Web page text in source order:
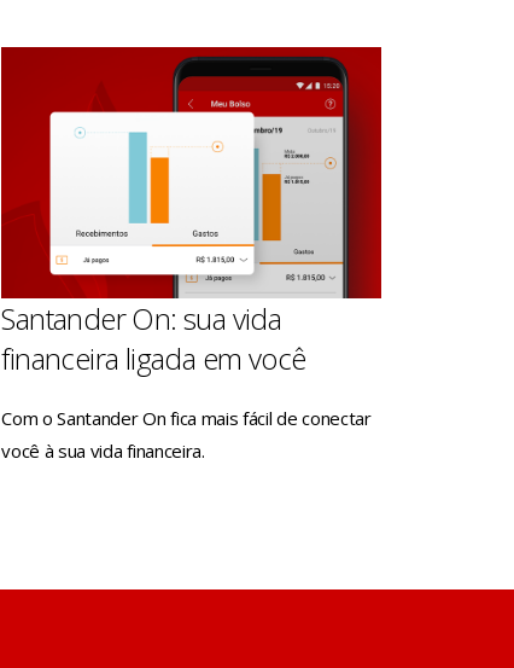
Santander On: sua vida
financeira ligada em você
Com o Santander On fica mais fácil de conectar
você à sua vida financeira.